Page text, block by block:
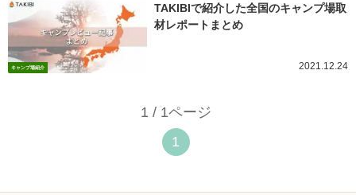
キャンプ場紹介
TAKIBIで紹介した全国のキャンプ場取
材レポートまとめ
2021.12.24
1 / 1ページ
1